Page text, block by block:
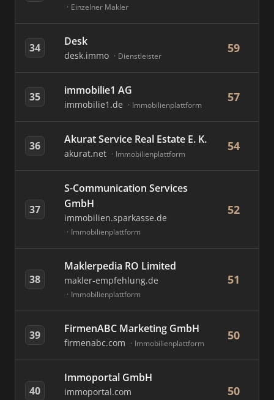
Einzelner Makler
34 Desk
desk.immo Dienstleister
59
35 immobilie1 AG
immobilie1.de Immobilienplattform
57
36 Akurat Service Real Estate E. K.
akurat.net Immobilienplattform
54
37
S-Communication Services
GmbH
immobilien.sparkasse.de
Immobilienplattform
52
38
Maklerpedia RO Limited
makler-empfehlung.de
Immobilienplattform
51
39 FirmenABC Marketing GmbH
firmenabc.com Immobilienplattform
50
40
Immoportal GmbH
immoportal.com 50